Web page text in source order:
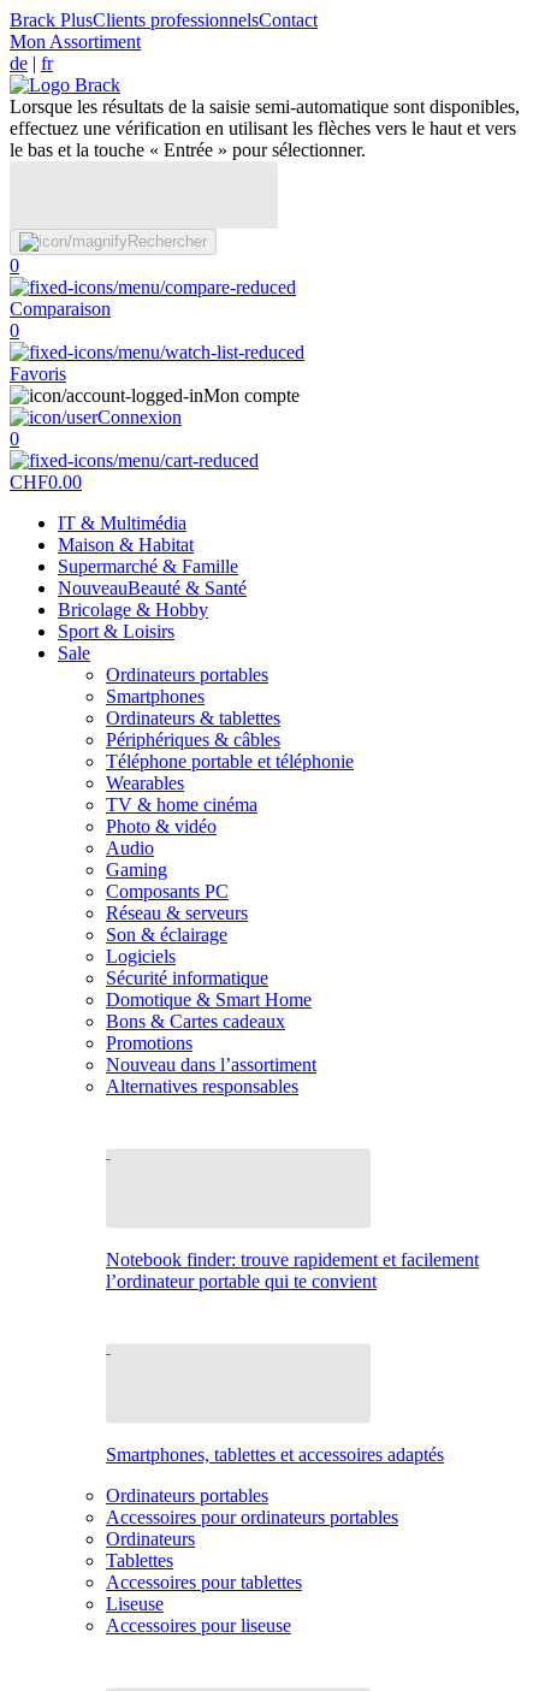
Brack PlusClients professionnelsContact
Mon Assortiment
de | fr
Lorsque les résultats de la saisie semi-automatique sont disponibles,
effectuez une vérification en utilisant les flèches vers le haut et vers
le bas et la touche « Entrée » pour sélectionner.
Rechercher
0
Comparaison
0
Favoris
Mon compte
Connexion
0
CHF0.00
IT & Multimédia
Maison & Habitat
Supermarché & Famille
NouveauBeauté & Santé
Bricolage & Hobby
Sport & Loisirs
Sale
Ordinateurs portables
Smartphones
Ordinateurs & tablettes
Périphériques & câbles
Téléphone portable et téléphonie
Wearables
TV & home cinéma
Photo & vidéo
Audio
Gaming
Composants PC
Réseau & serveurs
Son & éclairage
Logiciels
Sécurité informatique
Domotique & Smart Home
Bons & Cartes cadeaux
Promotions
Nouveau dans l’assortiment
Alternatives responsables
Notebook finder: trouve rapidement et facilement
l’ordinateur portable qui te convient
Smartphones, tablettes et accessoires adaptés
Ordinateurs portables
Accessoires pour ordinateurs portables
Ordinateurs
Tablettes
Accessoires pour tablettes
Liseuse
Accessoires pour liseuse